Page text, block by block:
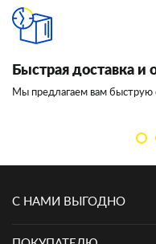
Быстрая доставка и
Мы предлагаем вам быструю
С НАМИ ВЫГОДНО